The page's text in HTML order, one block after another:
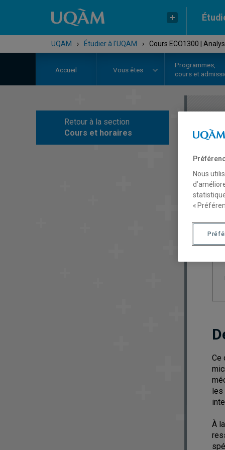
UQAM › Étudier à l'UQAM › Cours ECO1300 |
Accueil Vous êtes
Programmes,
cours et
Retour à la section
Cours et horaires
Ce
les
À
Nous
«